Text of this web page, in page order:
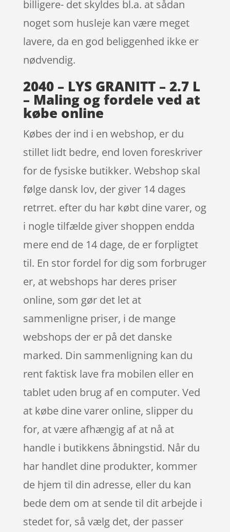
billigere- det skyldes bl.a. at sådan
noget som husleje kan være meget
lavere, da en god beliggenhed ikke er
nødvendig.
2040 – LYS GRANITT – 2.7 L
– Maling og fordele ved at
købe online
Købes der ind i en webshop, er du
stillet lidt bedre, end loven foreskriver
for de fysiske butikker. Webshop skal
følge dansk lov, der giver 14 dages
retrret. efter du har købt dine varer, og
i nogle tilfælde giver shoppen endda
mere end de 14 dage, de er forpligtet
til. En stor fordel for dig som forbruger
er, at webshops har deres priser
online, som gør det let at
sammenligne priser, i de mange
webshops der er på det danske
marked. Din sammenligning kan du
rent faktisk lave fra mobilen eller en
tablet uden brug af en computer. Ved
at købe dine varer online, slipper du
for, at være afhængig af at nå at
handle i butikkens åbningstid. Når du
har handlet dine produkter, kommer
de hjem til din adresse, eller du kan
bede dem om at sende til dit arbejde i
stedet for, så vælg det, der passer